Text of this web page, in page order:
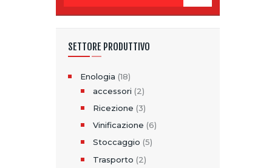
SETTORE PRODUTTIVO
Enologia (18)
accessori (2)
Ricezione (3)
Vinificazione (6)
Stoccaggio (5)
Trasporto (2)